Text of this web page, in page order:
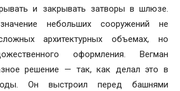
и закрывать затворы в шлюзе.
небольших сооружений не
архитектурных объемах, но
оформления. Вегман
решение — так, как делал это в
Он выстроил перед башнями